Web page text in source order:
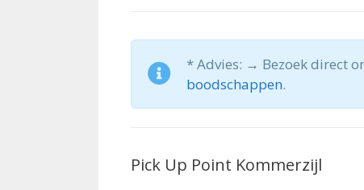
* Advies: → Bezoek direct
boodschappen.
Pick Up Point Kommerzijl